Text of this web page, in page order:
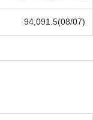
94,091.5(08/07)